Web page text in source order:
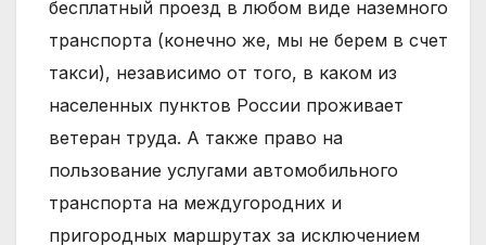
бесплатный проезд в любом виде наземного
транспорта (конечно же, мы не берем в счет
такси), независимо от того, в каком из
населенных пунктов России проживает
ветеран труда. А также право на
пользование услугами автомобильного
транспорта на междугородних и
пригородных маршрутах за исключением